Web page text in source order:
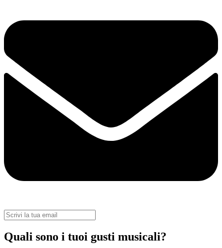
Quali sono i tuoi gusti musicali?